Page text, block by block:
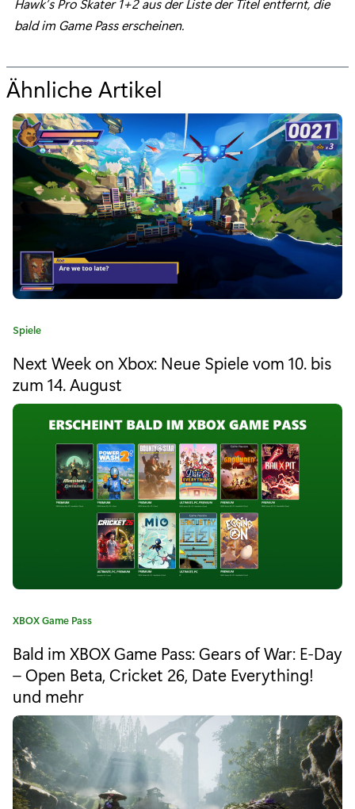
bald im Game Pass erscheinen.
Ähnliche Artikel
ü
r
„
B
a
l
d
X
B
O
X
G
a
m
e
s
s
:
G
a
K
t
e
o
Spiele
Next Week on Xbox: Neue Spiele vom 10. bis
zum 14. August
K
t
o
r
i
e
:
XBOX Game Pass
Bald im XBOX Game Pass: Gears of War: E-Day
– Open Beta, Cricket 26, Date Everything!
und mehr